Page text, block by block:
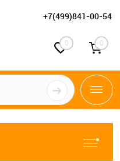
+7(499)841-00-54
0 0